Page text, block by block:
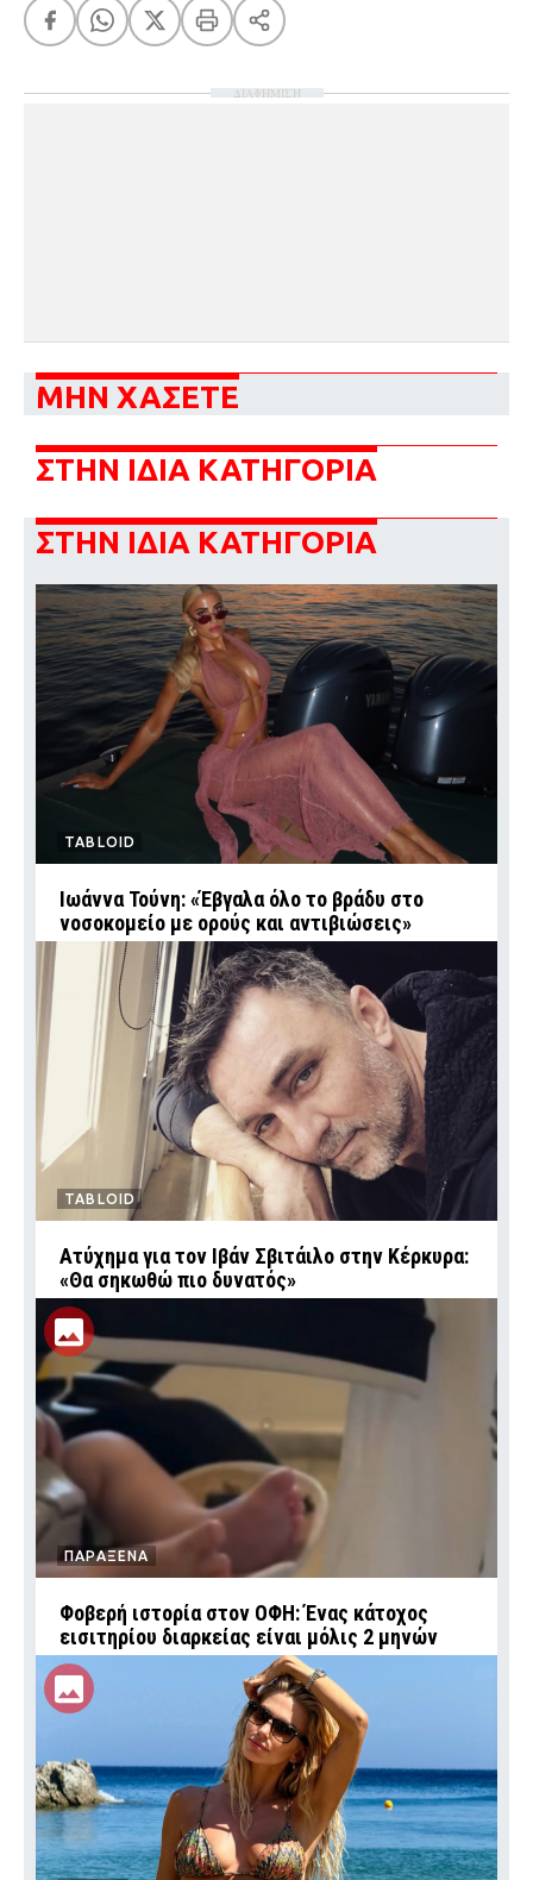
ΔΙΑΦΗΜΙΣΗ
ΜΗΝ ΧΑΣΕΤΕ
ΣΤΗΝ ΙΔΙΑ ΚΑΤΗΓΟΡΙΑ
ΣΤΗΝ ΙΔΙΑ ΚΑΤΗΓΟΡΙΑ
TABLOID
Ιωάννα Τούνη: «Έβγαλα όλο το βράδυ στο
νοσοκομείο με ορούς και αντιβιώσεις»
TABLOID
Ατύχημα για τον Ιβάν Σβιτάιλο στην Κέρκυρα:
«Θα σηκωθώ πιο δυνατός»
ΠΑΡΑΞΕΝΑ
Φοβερή ιστορία στον ΟΦΗ: Ένας κάτοχος
εισιτηρίου διαρκείας είναι μόλις 2 μηνών